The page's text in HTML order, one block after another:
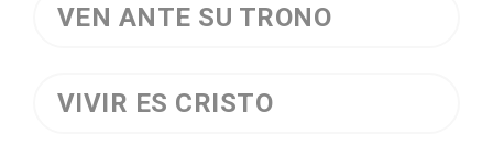
VEN ANTE SU TRONO
VIVIR ES CRISTO